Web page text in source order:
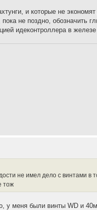
и которые не
не поздно, обозначить
идеконтроллера в
не имел дело с винтами в
тож
у меня были винты WD и